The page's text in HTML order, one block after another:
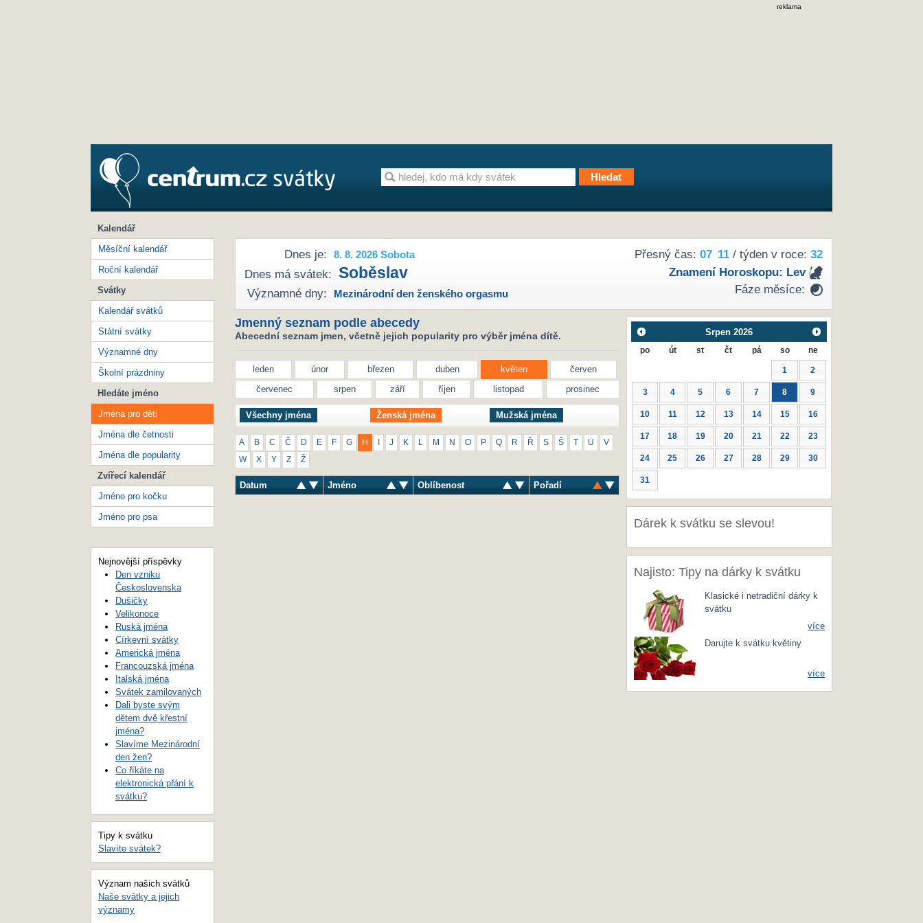
reklama
Přesný čas: 07 11/ týden v roce: 32
Znamení Horoskopu: Lev
Fáze měsíce:
Dnes je: 8. 8. 2026 Sobota
Dnes má svátek: Soběslav
Významné dny: Mezinárodní den ženského orgasmu
Jmenný seznam podle abecedy
Abecední seznam jmen, včetně jejich popularity pro výběr jména dítě.
leden únor březen duben květen
červen
červenec
srpen září říjen listopad prosinec
Všechny jména Ženská jména Mužská jména
A B C Č D E F G H J K M N O P Q R Ř S Š T U V
W X Y Z Ž
Datum Jméno Oblíbenost Pořadí
Srpen 2026
po út st čt pá so ne
1 2
3 4 5 6 7 8 9
10 11 12 13 14 15 16
17 18 19 20 21 22 23
24 25 26 27 28 29 30
31
Dárek k svátku se slevou!
Najisto: Tipy na dárky k svátku
Klasické i netradiční dárky k
svátku
více
Darujte k svátku květiny
více
Kalendář
Měsíční kalendář
Roční kalendář
Svátky
Kalendář svátků
Státní svátky
Významné dny
Školní prázdniny
Hledáte jméno
Jména pro děti
Jména dle četnosti
Jména dle popularity
Zvířecí kalendář
Jméno pro kočku
Jméno pro psa
Nejnovější příspěvky
Den vzniku
Československa
Dušičky
Velikonoce
Ruská jména
Církevní svátky
Americká jména
Francouzská jména
Italská jména
Svátek zamilovaných
Dali byste svým
dětem dvě křestní
jména?
Slavíme Mezinárodní
den žen?
Co říkáte na
elektronická přání k
svátku?
Tipy k svátku
Slavíte svátek?
Význam našich svátků
Naše svátky a jejich
významy